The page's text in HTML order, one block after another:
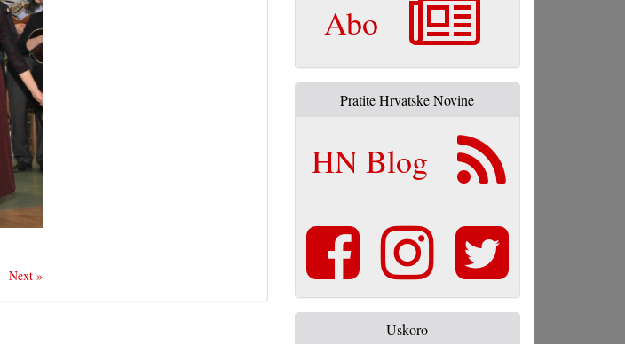
|Next »
Abo
Pratite Hrvatske Novine
HN Blog
Uskoro